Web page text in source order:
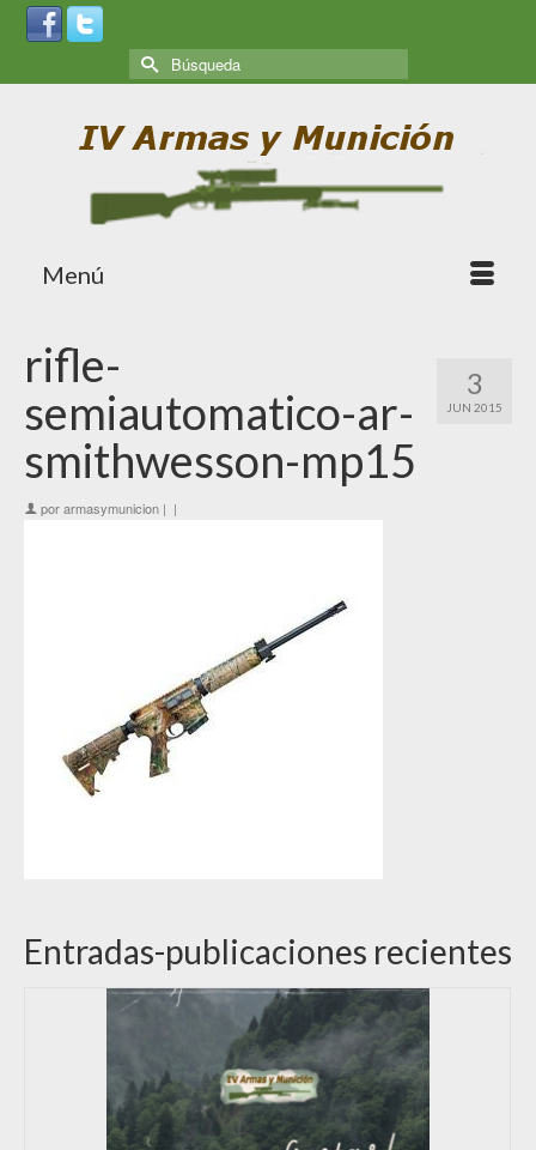
Menú
3
JUN 2015
rifle-
semiautomatico-ar-
smithwesson-mp15
porarmasymunicion | |
Entradas-publicaciones recientes